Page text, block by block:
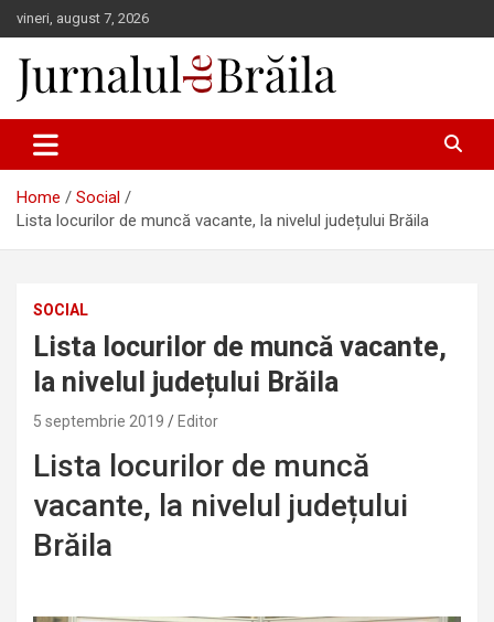
Skip
to
content
vineri, august 7, 2026
Jurnalul de Brăila
Home
Social
Lista locurilor de muncă vacante, la nivelul județului Brăila
SOCIAL
Lista locurilor de muncă vacante,
la nivelul județului Brăila
5 septembrie 2019 Editor
Lista locurilor de muncă
vacante, la nivelul județului
Brăila